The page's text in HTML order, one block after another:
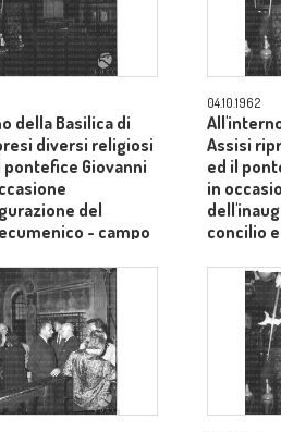
della Basilica di
diversi religiosi
Giovanni
del
- campo
04.10.1962
Assisi
ed il
in
concilio